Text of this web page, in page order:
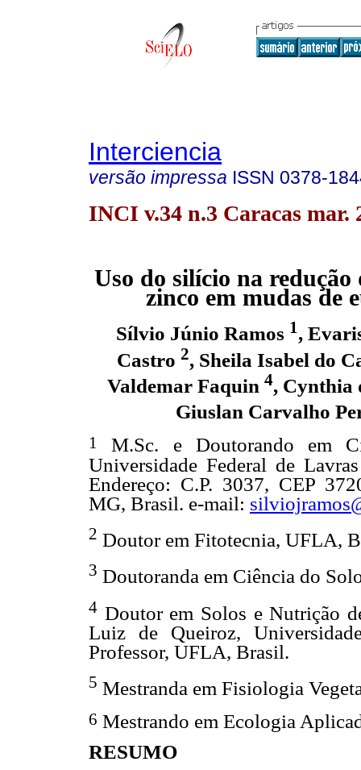
Interciencia
versão impressa ISSN 0378-
INCI v.34 n.3 Caracas mar.
Uso do silício na redução
zinco em mudas de
Sílvio Júnio Ramos 1,
Castro 2, Sheila Isabel do
Valdemar Faquin 4, Cynthia
Giuslan Carvalho
1
M.Sc. e Doutorando em
Universidade Federal de
Endereço: C.P. 3037, CEP
MG, Brasil. e-mail:
2 Doutor em Fitotecnia, UFLA,
3 Doutoranda em Ciência do
4 Doutor em Solos e Nutrição
Luiz de Queiroz,
Professor, UFLA, Brasil.
5 Mestranda em Fisiologia
6 Mestrando em Ecologia
RESUMO